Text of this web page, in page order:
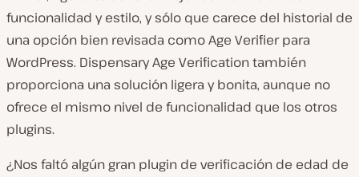
funcionalidad y estilo, y sólo que carece del historial de
una opción bien revisada como Age Verifier para
WordPress. Dispensary Age Verification también
proporciona una solución ligera y bonita, aunque no
ofrece el mismo nivel de funcionalidad que los otros
plugins.
¿Nos faltó algún gran plugin de verificación de edad de